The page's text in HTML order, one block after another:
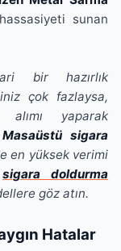
sunan
bir hazırlık
çok fazlaysa,
yaparak
Masaüstü sigara
en yüksek verimi
sigara doldurma
göz atın.
Hatalar